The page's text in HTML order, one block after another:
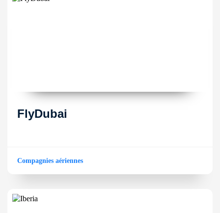
FlyDubai
Compagnies aériennes